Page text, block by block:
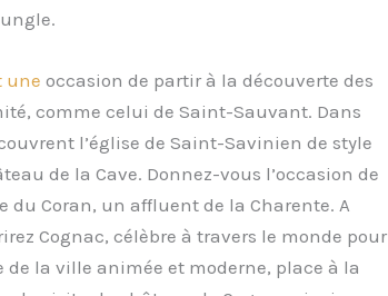
une occasion de partir à la découverte des
comme celui de Saint-Sauvant. Dans
l’église de Saint-Savinien de style
de la Cave. Donnez-vous l’occasion de
Coran, un affluent de la Charente. A
Cognac, célèbre à travers le monde pour
de la ville animée et moderne, place à la